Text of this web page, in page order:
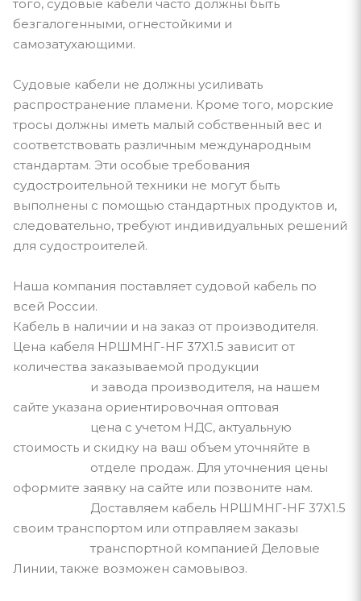
того, судовые кабели часто должны быть
безгалогенными, огнестойкими и
самозатухающими.
Судовые кабели не должны усиливать
распространение пламени. Кроме того, морские
тросы должны иметь малый собственный вес и
соответствовать различным международным
стандартам. Эти особые требования
судостроительной техники не могут быть
выполнены с помощью стандартных продуктов и,
следовательно, требуют индивидуальных решений
для судостроителей.
Наша компания поставляет судовой кабель по
всей России.
Кабель в наличии и на заказ от производителя.
Цена кабеля НРШМНГ-HF 37Х1.5 зависит от
количества заказываемой продукции
и завода производителя, на нашем
сайте указана ориентировочная оптовая
цена с учетом НДС, актуальную
стоимость и скидку на ваш объем уточняйте в
отделе продаж. Для уточнения цены
оформите заявку на сайте или позвоните нам.
Доставляем кабель НРШМНГ-HF 37Х1.5
своим транспортом или отправляем заказы
транспортной компанией Деловые
Линии, также возможен самовывоз.